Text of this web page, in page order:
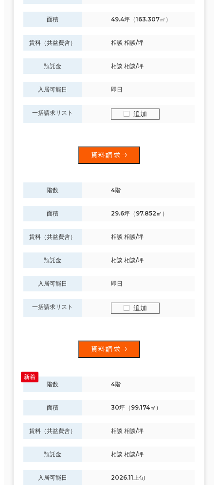
面積 49.4坪（163.307㎡）
賃料（共益費含） 相談 相談/坪
預託金 相談 相談/坪
入居可能日 即日
一括請求リスト 追加
資料請求
階数 4階
面積 29.6坪（97.852㎡）
賃料（共益費含） 相談 相談/坪
預託金 相談 相談/坪
入居可能日 即日
一括請求リスト 追加
資料請求
階数 4階
面積 30坪（99.174㎡）
賃料（共益費含） 相談 相談/坪
預託金 相談 相談/坪
入居可能日 2026.11上旬